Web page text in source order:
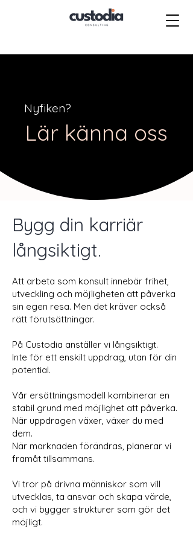
Nyfiken?
Lär känna oss
Bygg din karriär
långsiktigt.
Att arbeta som konsult innebär frihet,
utveckling och möjligheten att påverka
sin egen resa. Men det kräver också
rätt förutsättningar.
På Custodia anställer vi långsiktigt.
Inte för ett enskilt uppdrag, utan för din
potential.
Vår ersättningsmodell kombinerar en
stabil grund med möjlighet att påverka.
När uppdragen växer, växer du med
dem.
När marknaden förändras, planerar vi
framåt tillsammans.
Vi tror på drivna människor som vill
utvecklas, ta ansvar och skapa värde,
och vi bygger strukturer som gör det
möjligt.